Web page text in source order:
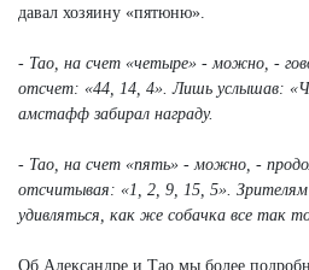
давал хозяину «пятюню».
- Тао, на счет «четыре» - можно, -
отсчет: «44, 14, 4». Лишь услышав:
амстафф забирал награду.
- Тао, на счет «пять» - можно, -
отсчитывая: «1, 2, 9, 15, 5». Зрителям
удивляться, как же собачка все так
Об Александре и Тао мы более